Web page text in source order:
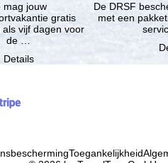
mag jouw
gratis
als vijf dagen voor
de …
Details
De DRSF
met een pakketreis of gekoppelde
Toegankelijkheid